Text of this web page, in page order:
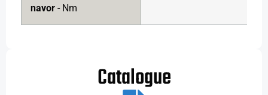
Catalogue
navor - Nm